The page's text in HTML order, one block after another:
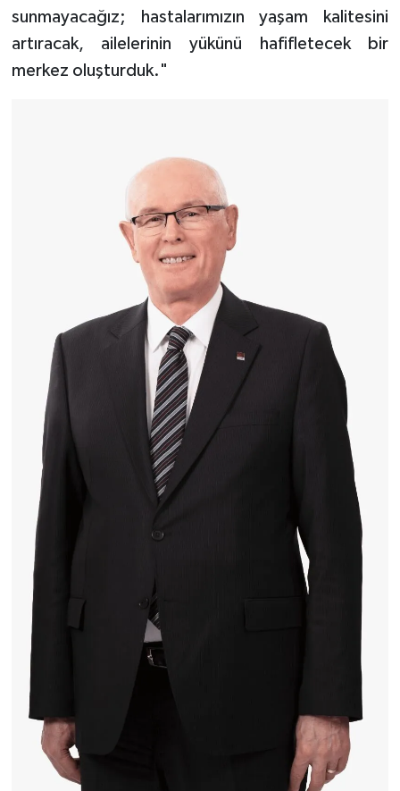
sunmayacağız; hastalarımızın yaşam kalitesini
artıracak, ailelerinin yükünü hafifletecek bir
merkez oluşturduk."